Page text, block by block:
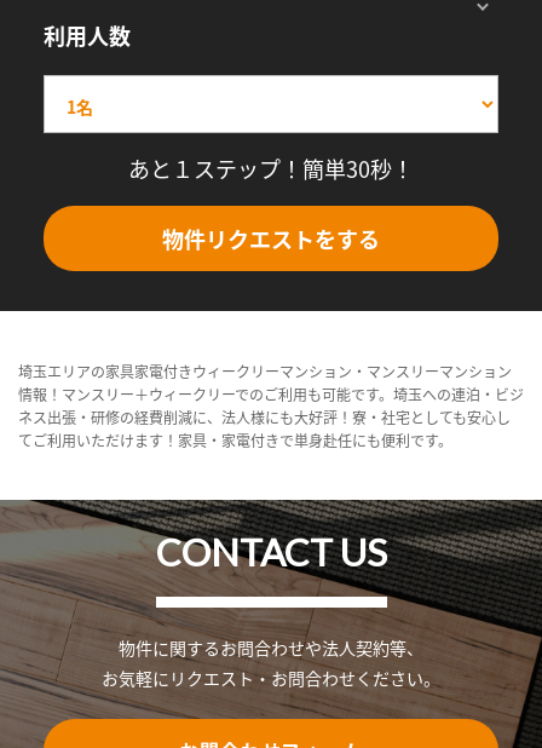
利用人数
あと１ステップ！簡単30秒！
物件リクエストをする
埼玉エリアの家具家電付きウィークリーマンション・マンスリーマンション
情報！マンスリー＋ウィークリーでのご利用も可能です。埼玉への連泊・ビジ
ネス出張・研修の経費削減に、法人様にも大好評！寮・社宅としても安心し
てご利用いただけます！家具・家電付きで単身赴任にも便利です。
CONTACT US
物件に関するお問合わせや法人契約等、
お気軽にリクエスト・お問合わせください。